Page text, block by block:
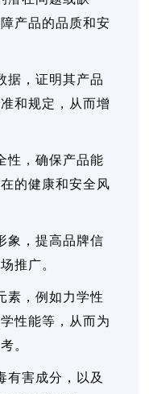
产品的品质和安
据，证明其产品
和规定，从而增
性，确保产品能
的健康和安全风
象，提高品牌信
推广。
素，例如力学性
性能等，从而为
。
有害成分，以及